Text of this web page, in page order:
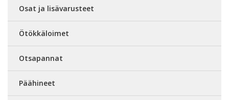
Osat ja lisävarusteet
Ötökkäloimet
Otsapannat
Päähineet